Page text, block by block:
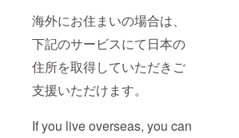
海外にお住まいの場合は、
下記のサービスにて日本の
住所を取得していただきご
支援いただけます。
If you live overseas, you can